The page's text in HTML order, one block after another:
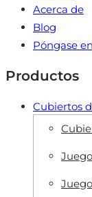
Acerca de
Blog
Póngase
Productos
Cubiertos